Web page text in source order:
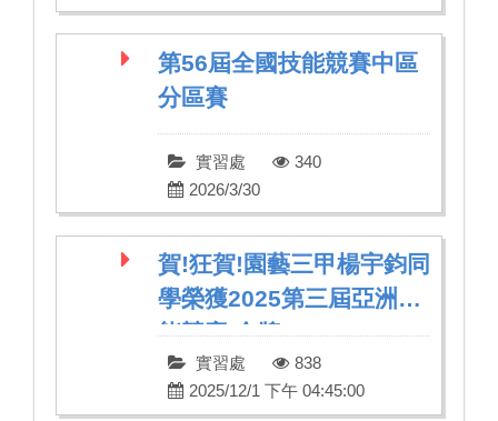
第56屆全國技能競賽中區
分區賽
實習處
340
2026/3/30
賀!狂賀!園藝三甲楊宇鈞同
學榮獲2025第三屆亞洲技
能競賽 金牌
實習處
838
2025/12/1 下午 04:45:00